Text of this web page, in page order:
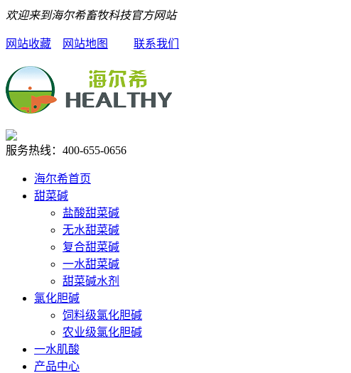
欢迎来到海尔希畜牧科技官方网站
网站收藏 网站地图 联系我们
服务热线： 400-655-0656
海尔希首页
甜菜碱
盐酸甜菜碱
无水甜菜碱
复合甜菜碱
一水甜菜碱
甜菜碱水剂
氯化胆碱
饲料级氯化胆碱
农业级氯化胆碱
一水肌酸
产品中心